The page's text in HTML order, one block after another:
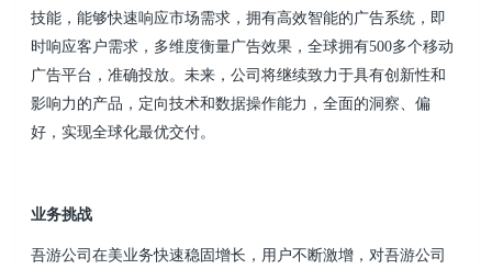
技能，能够快速响应市场需求，拥有高效智能的广告系统，即
时响应客户需求，多维度衡量广告效果，全球拥有500多个移动
广告平台，准确投放。未来，公司将继续致力于具有创新性和
影响力的产品，定向技术和数据操作能力，全面的洞察、偏
好，实现全球化最优交付。
业务挑战
吾游公司在美业务快速稳固增长，用户不断激增，对吾游公司